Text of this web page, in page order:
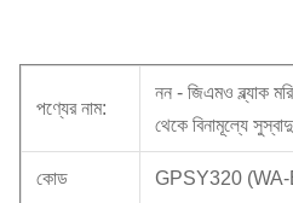
পণ্যের নাম:
নন - জিএমও ব্ল্যাক
থেকে বিনামূল্যে সুস্বাদু
কোড GPSY320